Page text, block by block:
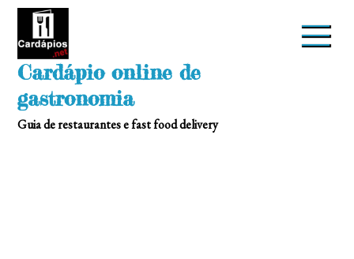
Skip
Cardápio online de
gastronomia
Guia de restaurantes e fast food delivery